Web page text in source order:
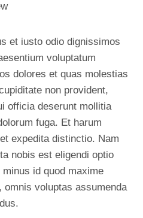
et iusto odio dignissimos
voluptatum
dolores et quas molestias
non provident,
officia deserunt mollitia
fuga. Et harum
expedita distinctio. Nam
nobis est eligendi optio
id quod maxime
voluptas assumenda